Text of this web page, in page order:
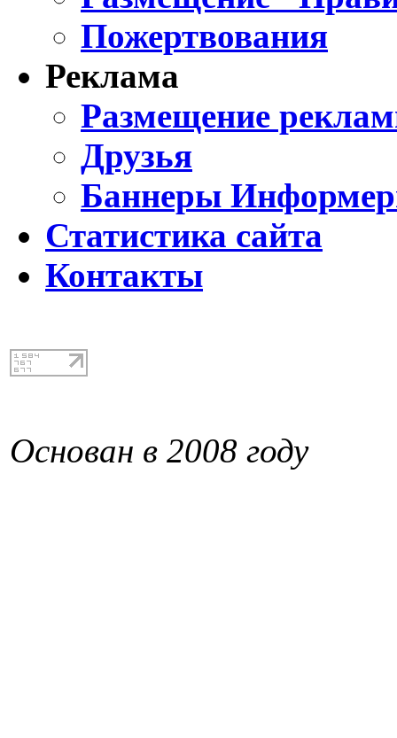
Пожертвования
Реклама
Размещение
Друзья
Баннеры
Статистика сайта
Контакты
Основан в 2008 году